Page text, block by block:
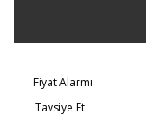
Fiyat Alarmı
Tavsiye Et